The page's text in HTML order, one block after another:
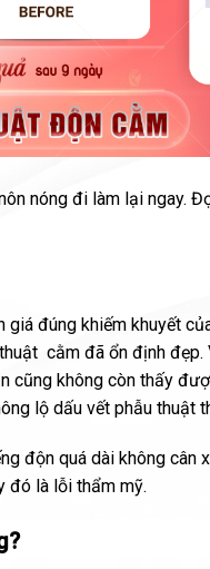
nóng đi làm lại ngay.
đúng khiếm khuyết
cằm đã ổn định
cũng không còn thấy
lộ dấu vết phẫu thuật
độn quá dài không
đó là lỗi thẩm mỹ.